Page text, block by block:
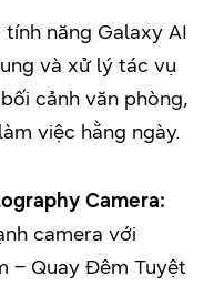
tính năng Galaxy AI
và xử lý tác vụ
cảnh văn phòng,
việc hằng ngày.
Camera:
camera với
– Quay Đêm Tuyệt